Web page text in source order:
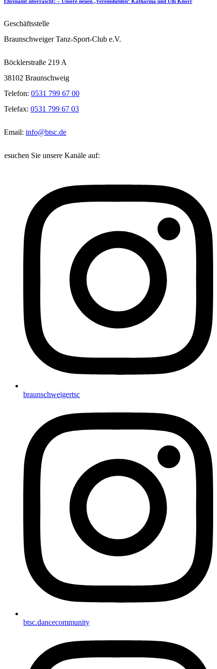
Geschäftsstelle
Braunschweiger Tanz-Sport-Club e.V.
Böcklerstraße 219 A
38102 Braunschweig
Telefon: 0531 799 67 00
Telefax: 0531 799 67 03
Email: info@btsc.de
Sie unsere Kanäle auf:
braunschweigertsc
btsc.dancecommunity